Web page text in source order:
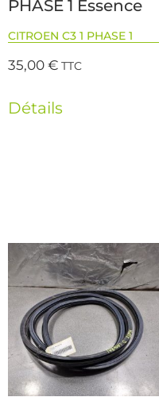
PHASE 1 Essence
CITROEN C3 1 PHASE 1
35,00€ TTC
Détails